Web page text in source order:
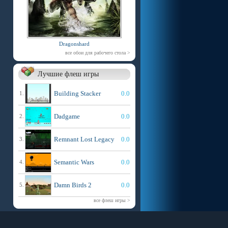
Dragonshard
все обои для рабочего стола >
Лучшие флеш игры
1. Building Stacker 0.0
2. Dadgame 0.0
3. Remnant Lost Legacy 0.0
4. Semantic Wars 0.0
5. Damn Birds 2 0.0
все флеш игры >